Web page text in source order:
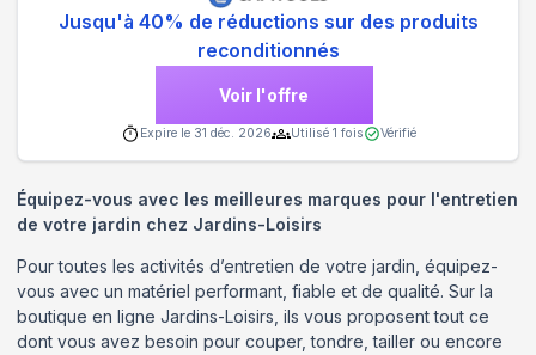
Jusqu'à 40% de réductions sur des produits
reconditionnés
Voir l'offre
Expire le 31 déc. 2026 Utilisé 1 fois Vérifié
Équipez-vous avec les meilleures marques pour l'entretien
de votre jardin chez Jardins-Loisirs
Pour toutes les activités d’entretien de votre jardin, équipez-
vous avec un matériel performant, fiable et de qualité. Sur la
boutique en ligne Jardins-Loisirs, ils vous proposent tout ce
dont vous avez besoin pour couper, tondre, tailler ou encore